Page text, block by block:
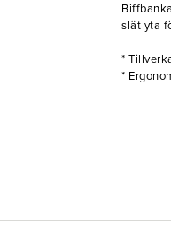
slät yta
*
*